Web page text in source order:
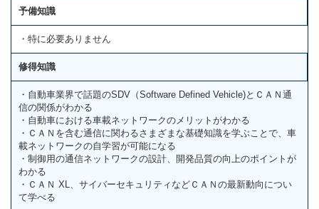
予備知識
・特に必要ありません
修得知識
・自動車業界で話題のSDV（Software Defined Vehicle)とＣＡＮ通
信の関係がわかる
・自動車における車載ネットワークのメリットがわかる
・ＣＡＮを含む通信に関わるさまざまな基礎知識を学ぶことで、車
載ネットワークの自学習が可能になる
・制御用の通信ネットワークの設計、開発品質の向上のポイントが
わかる
・ＣＡＮ XL、サイバーセキュリティなどＣＡＮの最新動向につい
て学べる